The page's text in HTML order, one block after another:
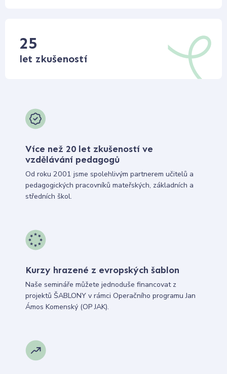
25
let zkušeností
Více než 20 let zkušeností ve
vzdělávání pedagogů
Od roku 2001 jsme spolehlivým partnerem učitelů a
pedagogických pracovníků mateřských, základních a
středních škol.
Kurzy hrazené z evropských šablon
Naše semináře můžete jednoduše financovat z
projektů ŠABLONY v rámci Operačního programu Jan
Ámos Komenský (OP JAK).